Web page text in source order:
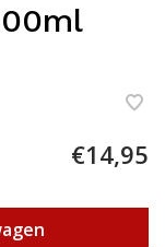
€14,95